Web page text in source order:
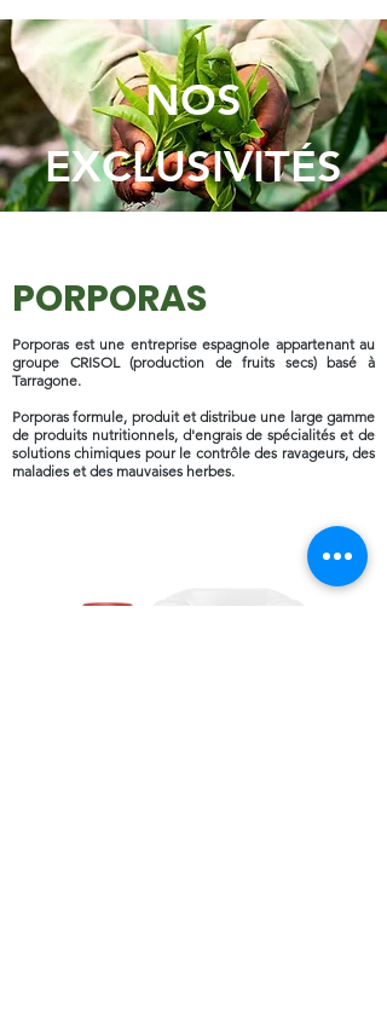
NOS
EXCLUSIVITÉS
PORPORAS
Porporas est une entreprise espagnole appartenant au
groupe CRISOL (production de fruits secs) basé à
Tarragone.
Porporas formule, produit et distribue une large gamme
de produits nutritionnels, d'engrais de spécialités et de
solutions chimiques pour le contrôle des ravageurs, des
maladies et des mauvaises herbes.